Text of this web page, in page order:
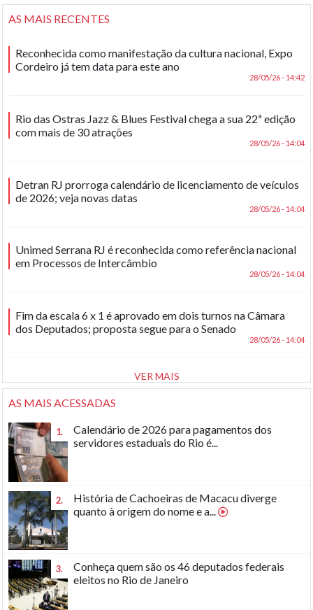
AS MAIS RECENTES
Reconhecida como manifestação da cultura nacional, Expo
Cordeiro já tem data para este ano
28/05/26 - 14:42
Rio das Ostras Jazz & Blues Festival chega a sua 22ª edição
com mais de 30 atrações
28/05/26 - 14:04
Detran RJ prorroga calendário de licenciamento de veículos
de 2026; veja novas datas
28/05/26 - 14:04
Unimed Serrana RJ é reconhecida como referência nacional
em Processos de Intercâmbio
28/05/26 - 14:04
Fim da escala 6 x 1 é aprovado em dois turnos na Câmara
dos Deputados; proposta segue para o Senado
28/05/26 - 14:04
VER MAIS
AS MAIS ACESSADAS
1.
Calendário de 2026 para pagamentos dos
servidores estaduais do Rio é...
2.
História de Cachoeiras de Macacu diverge
quanto à origem do nome e a...
3.
Conheça quem são os 46 deputados federais
eleitos no Rio de Janeiro